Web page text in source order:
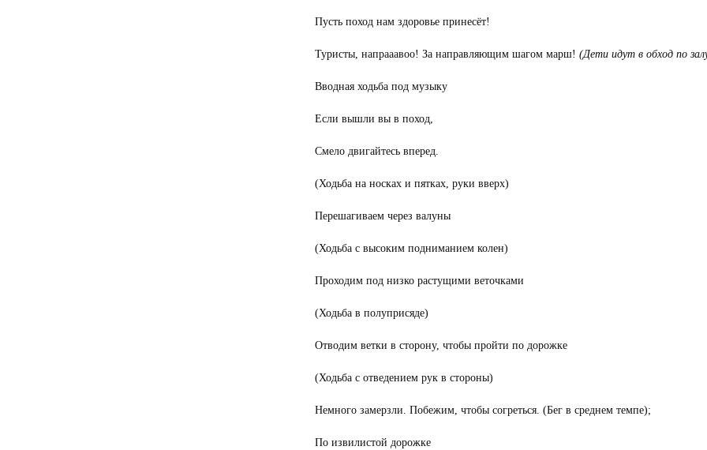
Пусть поход нам здоровье принесёт!
Туристы, напрааавоо! За направляющим шагом марш! (Дети идут в обход по
Вводная ходьба под музыку
Если вышли вы в поход,
Смело двигайтесь вперед.
(Ходьба на носках и пятках, руки вверх)
Перешагиваем через валуны
(Ходьба с высоким подниманием колен)
Проходим под низко растущими веточками
(Ходьба в полуприсяде)
Отводим ветки в сторону, чтобы пройти по дорожке
(Ходьба с отведением рук в стороны)
Немного замерзли. Побежим, чтобы согреться. (Бег в среднем темпе);
По извилистой дорожке